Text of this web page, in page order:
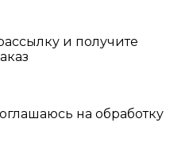
и получите
на обработку